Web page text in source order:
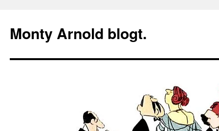
springen
Monty Arnold blogt.